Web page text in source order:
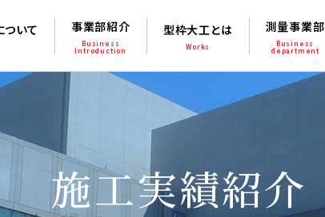
いて 事業部紹介
Business
Introduction
型枠大工とは
Works
測量事業部
Business
department
施工実績紹介